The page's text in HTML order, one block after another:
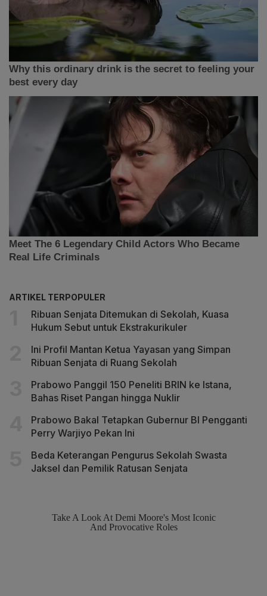
ARTIKEL TERPOPULER
Ribuan Senjata Ditemukan di Sekolah, Kuasa
Hukum Sebut untuk Ekstrakurikuler
Ini Profil Mantan Ketua Yayasan yang Simpan
Ribuan Senjata di Ruang Sekolah
Prabowo Panggil 150 Peneliti BRIN ke Istana,
Bahas Riset Pangan hingga Nuklir
Prabowo Bakal Tetapkan Gubernur BI Pengganti
Perry Warjiyo Pekan Ini
Beda Keterangan Pengurus Sekolah Swasta
Jaksel dan Pemilik Ratusan Senjata